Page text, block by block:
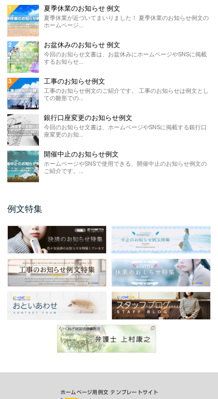
する販売休止のお知らせテンプレートのご紹
介です。 こちらに ...
ホームページやSNSに掲載する製造終了のお
知らせ例文のご紹介です。 材料の高騰や需要
の低下による製 ...
価格改定のお知らせ例文
今回のお知らせ文書は、ホームページに掲載
FAX廃止のお知らせ 例 ...
るペーパ ...
メールアドレス変更のお知 ...
保護者説明会のご案内例文のご紹介です。 保
護者説明会のご案内例文は、小学校、中学
校、高校などの学校 ...
仕様変更のお知らせ 例文
仕様変更のお知らせ例文のご紹介です。 会社
やお店、ショップと業種は問わず商品、製品
商品表示変更のお知らせ ...
商品表示変更のお知らせ例文のご紹介です。
商品や製品のパッケージや商品の印刷物、各
...
口座振替のお知らせ 例文
に掲載する口座振替のお知らせ例文のご紹介
夏季休業のお知らせ 例文
夏季休業が近づいてまいりました！ 夏季休業のお知らせ例文の
ホームページ...
お盆休みのお知らせ 例文
今回のお知らせ文書は、お盆休みにホームページやSNSに掲載
するお知らせ...
工事のお知らせ例文
工事のお知らせ例文のご紹介です。 工事のお知らせは例文とし
ての雛形での...
銀行口座変更のお知らせ例文
今回のお知らせ文書は、ホームページやSNSに掲載する銀行口
座変更のお知...
開催中止のお知らせ例文
ホームページやSNSで使用できる、開催中止のお知らせ例文の
ご紹介です。...
例文特集